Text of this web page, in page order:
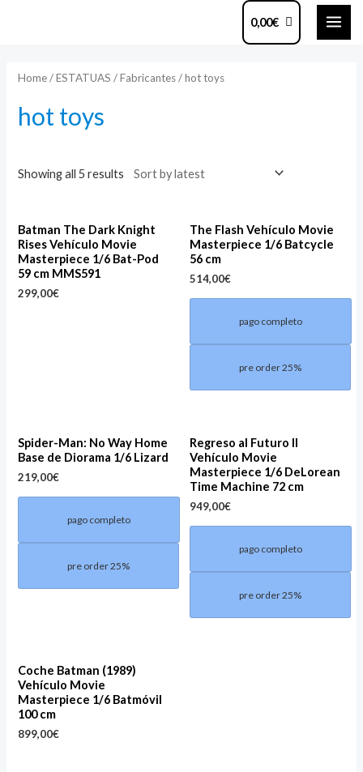
0,00€
Home/ESTATUAS /Fabricantes/ hot toys
hot toys
Showing all 5 results
Batman The Dark Knight
Rises Vehículo Movie
Masterpiece 1/6 Bat-Pod
59 cm MMS591
299,00€
The Flash Vehículo Movie
Masterpiece 1/6 Batcycle
56 cm
514,00€
pago completo
pre order 25%
Spider-Man: No Way Home
Base de Diorama 1/6 Lizard
219,00€
pago completo
pre order 25%
Regreso al Futuro II
Vehículo Movie
Masterpiece 1/6 DeLorean
Time Machine 72 cm
949,00€
pago completo
pre order 25%
Coche Batman (1989)
Vehículo Movie
Masterpiece 1/6 Batmóvil
100 cm
899,00€